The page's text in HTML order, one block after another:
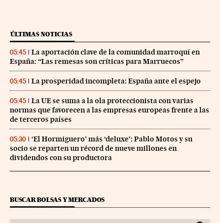
ÚLTIMAS NOTICIAS
05:45
La aportación clave de la comunidad marroquí en
España: “Las remesas son críticas para Marruecos”
05:45 La prosperidad incompleta: España ante el espejo
05:45
La UE se suma a la ola proteccionista con varias
normas que favorecen a las empresas europeas frente a las
de terceros países
05:30
‘El Hormiguero’ más ‘deluxe’: Pablo Motos y su
socio se reparten un récord de nueve millones en
dividendos con su productora
BUSCAR BOLSAS Y MERCADOS